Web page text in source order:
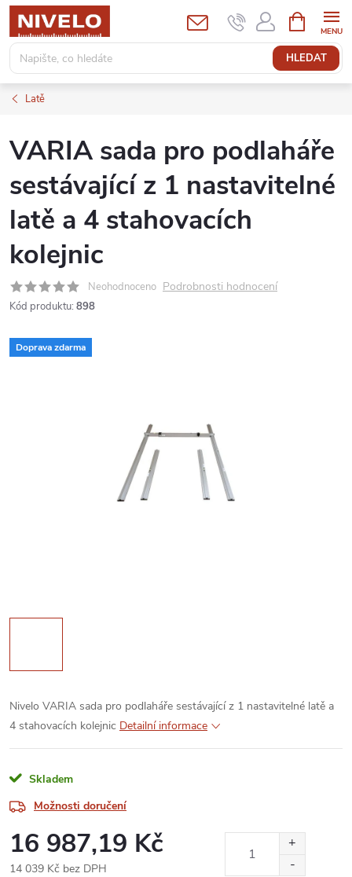
Přejít
obsah
HLEDAT
NÁKUPNÍ
KOŠÍK
Latě
VARIA sada pro podlaháře
sestávající z 1 nastavitelné
latě a 4 stahovacích
kolejnic
Neohodnoceno Podrobnosti hodnocení
Kód produktu: 898
Doprava zdarma
Nivelo VARIA sada pro podlaháře sestávající z 1 nastavitelné latě a
4 stahovacích kolejnic Detailní informace
Skladem
Možnosti doručení
16 987,19 Kč
14 039 Kč bez DPH